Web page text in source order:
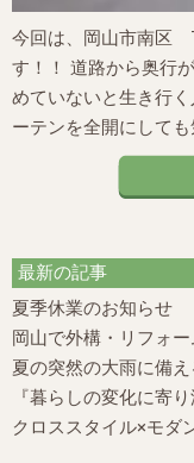
今回は、岡山市南区
す！！ 道路から奥行
めていないと生き行
ーテンを全開にして
最新の記事
夏季休業のお知らせ
岡山で外構・リフォ
夏の突然の大雨に備
『暮らしの変化に寄
クロススタイル×モダ